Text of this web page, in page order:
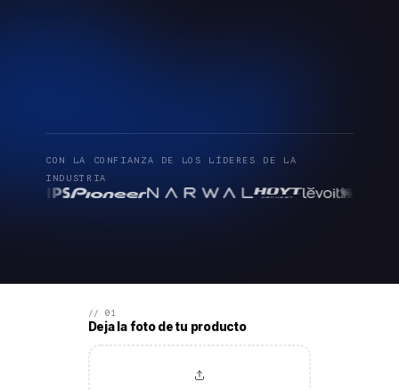
CON LA CONFIANZA DE LOS LÍDERES DE LA
INDUSTRIA
// 01
Deja la foto de tu producto